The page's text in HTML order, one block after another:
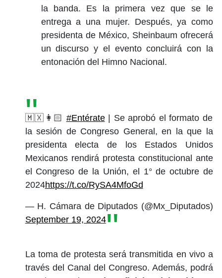
la banda. Es la primera vez que se le
entrega a una mujer. Después, ya como
presidenta de México, Sheinbaum ofrecerá
un discurso y el evento concluirá con la
entonación del Himno Nacional.
🇲🇽👩🏻 #Entérate| Se aprobó el formato de
la sesión de Congreso General, en la que la
presidenta electa de los Estados Unidos
Mexicanos rendirá protesta constitucional ante
el Congreso de la Unión, el 1° de octubre de
2024https://t.co/RySA4MfoGd
— H. Cámara de Diputados (@Mx_Diputados)
September 19, 2024
La toma de protesta será transmitida en vivo a
través del Canal del Congreso. Además, podrá